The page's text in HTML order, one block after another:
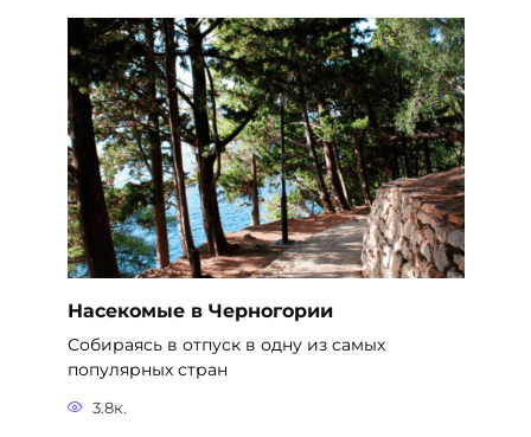
Насекомые в Черногории
Собираясь в отпуск в одну из самых
популярных стран
3.8к.